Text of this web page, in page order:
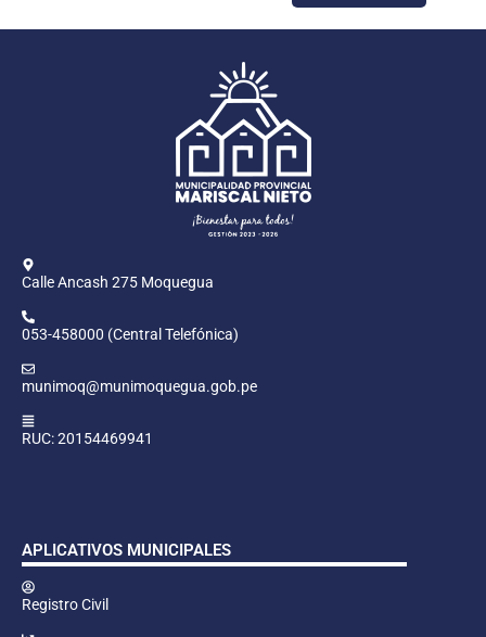
Calle Ancash 275 Moquegua
053-458000 (Central Telefónica)
munimoq@munimoquegua.gob.pe
RUC: 20154469941
APLICATIVOS MUNICIPALES
Registro Civil